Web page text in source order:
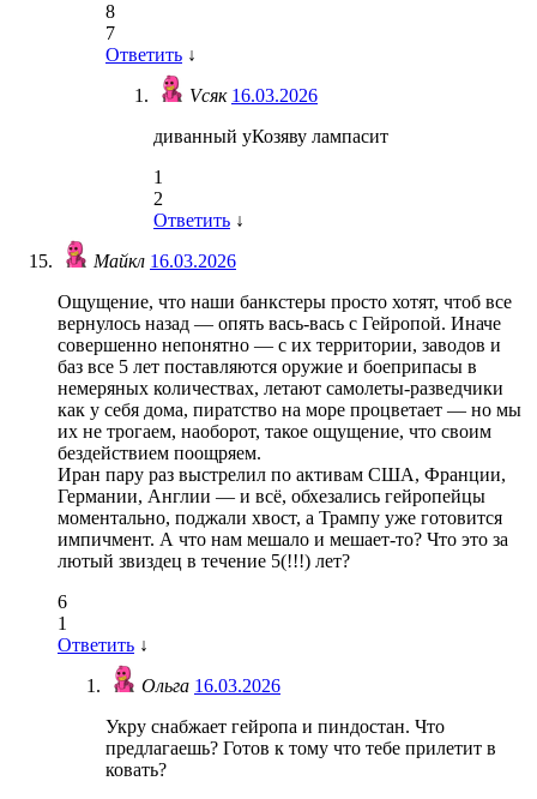
8
7
Ответить ↓
Vсяк 16.03.2026
диванный уКозяву лампасит
1
2
Ответить ↓
Майкл 16.03.2026
Ощущение, что наши банкстеры просто хотят, чтоб все
вернулось назад — опять вась-вась с Гейропой. Иначе
совершенно непонятно — с их территории, заводов и
баз все 5 лет поставляются оружие и боеприпасы в
немеряных количествах, летают самолеты-разведчики
как у себя дома, пиратство на море процветает — но мы
их не трогаем, наоборот, такое ощущение, что своим
бездействием поощряем.
Иран пару раз выстрелил по активам США, Франции,
Германии, Англии — и всё, обхезались гейропейцы
моментально, поджали хвост, а Трампу уже готовится
импичмент. А что нам мешало и мешает-то? Что это за
лютый звиздец в течение 5(!!!) лет?
6
1
Ответить ↓
Ольга 16.03.2026
Укру снабжает гейропа и пиндостан. Что
предлагаешь? Готов к тому что тебе прилетит в
ковать?